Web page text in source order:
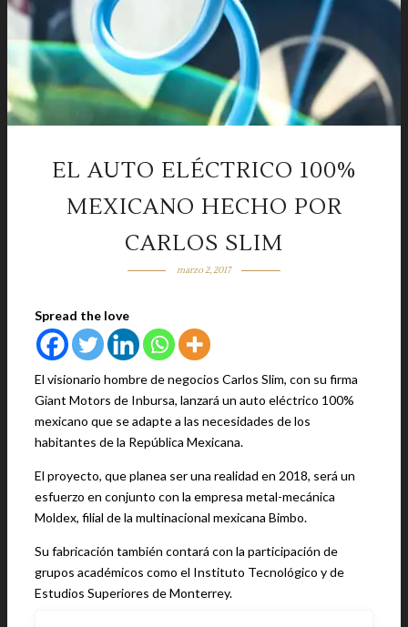
EL AUTO ELÉCTRICO 100%
MEXICANO HECHO POR
CARLOS SLIM
marzo 2, 2017
Spread the love
El visionario hombre de negocios Carlos Slim, con su firma
Giant Motors de Inbursa, lanzará un auto eléctrico 100%
mexicano que se adapte a las necesidades de los
habitantes de la República Mexicana.
El proyecto, que planea ser una realidad en 2018, será un
esfuerzo en conjunto con la empresa metal-mecánica
Moldex, filial de la multinacional mexicana Bimbo.
Su fabricación también contará con la participación de
grupos académicos como el Instituto Tecnológico y de
Estudios Superiores de Monterrey.